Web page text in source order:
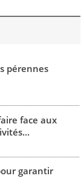
pérennes
face aux
garantir